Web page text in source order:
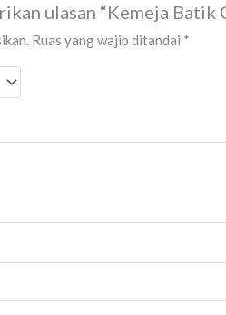
ulasan “Kemeja
Ruas yang wajib ditandai *